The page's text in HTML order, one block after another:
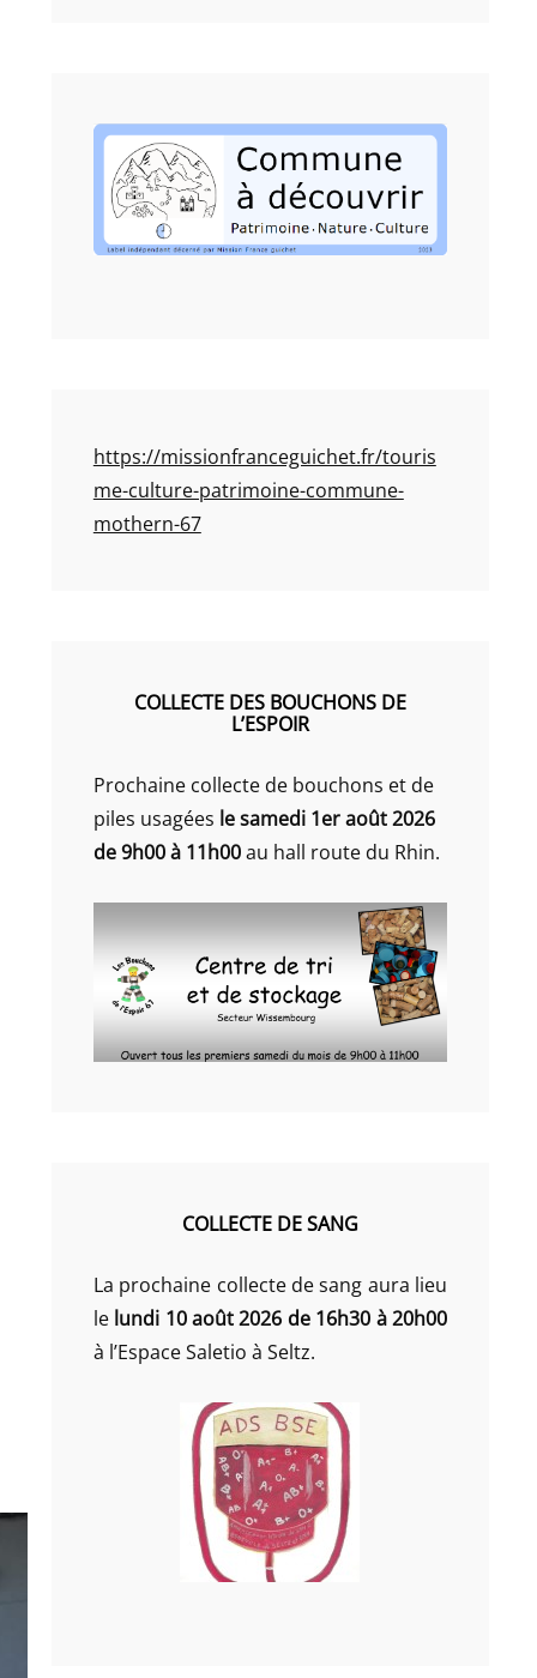
https://missionfranceguichet.fr/touris
me-culture-patrimoine-commune-
mothern-67
COLLECTE DES BOUCHONS DE
L’ESPOIR
Prochaine collecte de bouchons et de
piles usagées le samedi 1er août 2026
de 9h00 à 11h00au hall route du Rhin.
COLLECTE DE SANG
La prochaine collecte de sang aura lieu
le lundi 10 août 2026 de 16h30 à 20h00
à l’Espace Saletio à Seltz.